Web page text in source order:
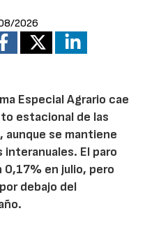
2026
Especial Agrario cae
estacional de las
aunque se mantiene
El paro
0,17% en julio, pero
debajo del